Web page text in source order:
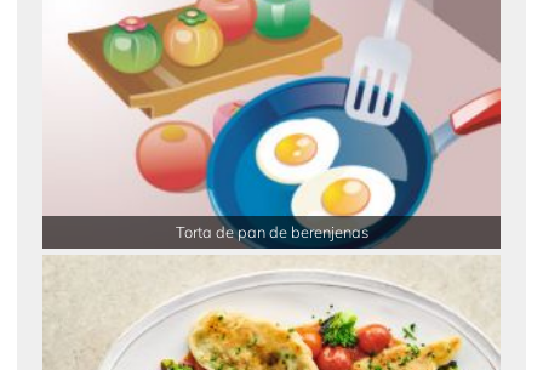
Torta de pan de berenjenas